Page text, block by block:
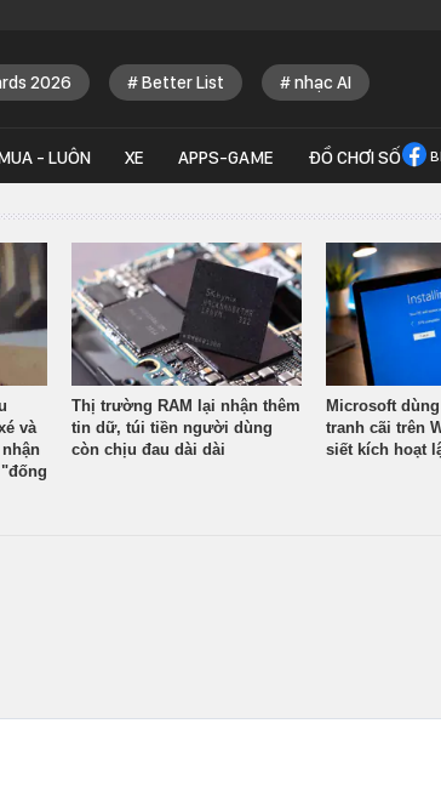
2026 Better List nhạc AI
- LUÔN XE APPS-GAME ĐỒ CHƠI SỐ
và
Thị trường RAM lại nhận thêm
tin dữ, túi tiền người dùng
còn chịu đau dài dài
Microsoft
tranh cãi trên
siết kích hoạt